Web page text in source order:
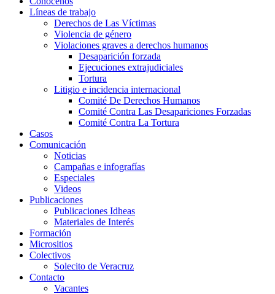
Líneas de trabajo
Derechos de Las Víctimas
Violencia de género
Violaciones graves a derechos humanos
Desaparición forzada​
Ejecuciones extrajudiciales
Tortura
Litigio e incidencia internacional
Comité De Derechos Humanos​
Comité Contra Las Desapariciones Forzadas
Comité Contra La Tortura​
Casos
Comunicación
Noticias
Campañas e infografías
Especiales
Videos
Publicaciones
Publicaciones Idheas
Materiales de Interés
Formación
Micrositios
Colectivos
Solecito de Veracruz
Contacto
Vacantes